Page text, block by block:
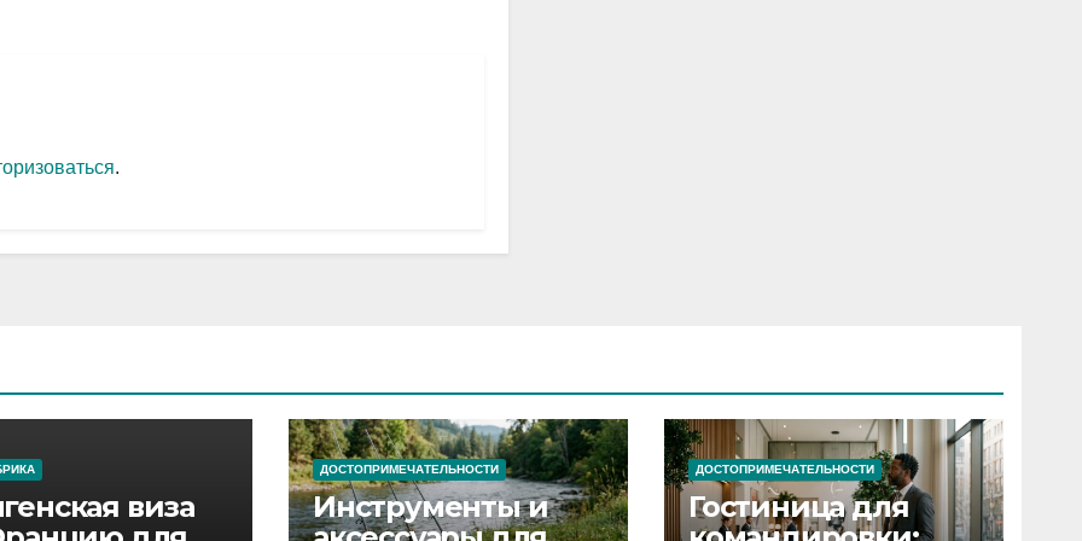
.
виза
ДОСТОПРИМЕЧАТЕЛЬНОСТИ
Инструменты и
ДОСТОПРИМЕЧАТЕЛЬНОСТИ
Гостиница для